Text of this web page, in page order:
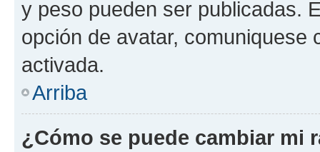
y peso pueden ser publicadas.
opción de avatar, comuniquese
activada.
Arriba
¿Cómo se puede cambiar mi